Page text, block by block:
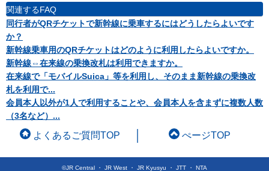
関連するFAQ
同行者がQRチケットで新幹線に乗車するにはどうしたらよいです
か？
新幹線乗車用のQRチケットはどのように利用したらよいですか。
新幹線⇔在来線の乗換改札は利用できますか。
在来線で「モバイルSuica」等を利用し、そのまま新幹線の乗換改
札を利用で...
会員本人以外が1人で利用することや、会員本人を含まずに複数人数
（3名など）...
©JR Central ・ JR West ・ JR Kyusyu ・ JTT ・ NTA
よくあるご質問TOP ぺージTOP